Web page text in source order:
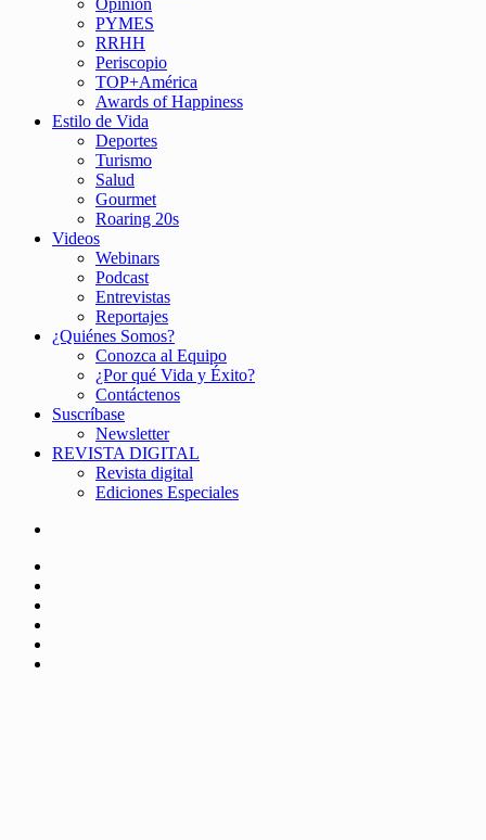
Opinión
PYMES
RRHH
Periscopio
TOP+América
Awards of Happiness
Estilo de Vida
Deportes
Turismo
Salud
Gourmet
Roaring 20s
Videos
Webinars
Podcast
Entrevistas
Reportajes
¿Quiénes Somos?
Conozca al Equipo
¿Por qué Vida y Éxito?
Contáctenos
Suscríbase
Newsletter
REVISTA DIGITAL
Revista digital
Ediciones Especiales